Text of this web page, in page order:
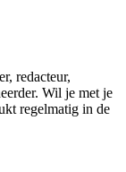
redacteur,
Wil je met je
regelmatig in de